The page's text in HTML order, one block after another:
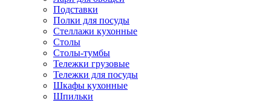
Подставки
Полки для посуды
Стеллажи кухонные
Столы
Столы-тумбы
Тележки грузовые
Тележки для посуды
Шкафы кухонные
Шпильки